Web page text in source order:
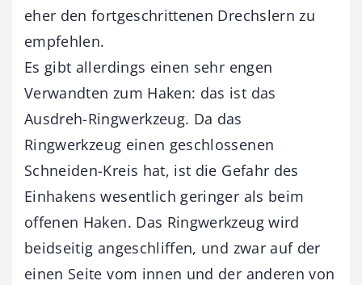
eher den fortgeschrittenen Drechslern zu
empfehlen.
Es gibt allerdings einen sehr engen
Verwandten zum Haken: das ist das
Ausdreh-Ringwerkzeug. Da das
Ringwerkzeug einen geschlossenen
Schneiden-Kreis hat, ist die Gefahr des
Einhakens wesentlich geringer als beim
offenen Haken. Das Ringwerkzeug wird
beidseitig angeschliffen, und zwar auf der
einen Seite vom innen und der anderen von